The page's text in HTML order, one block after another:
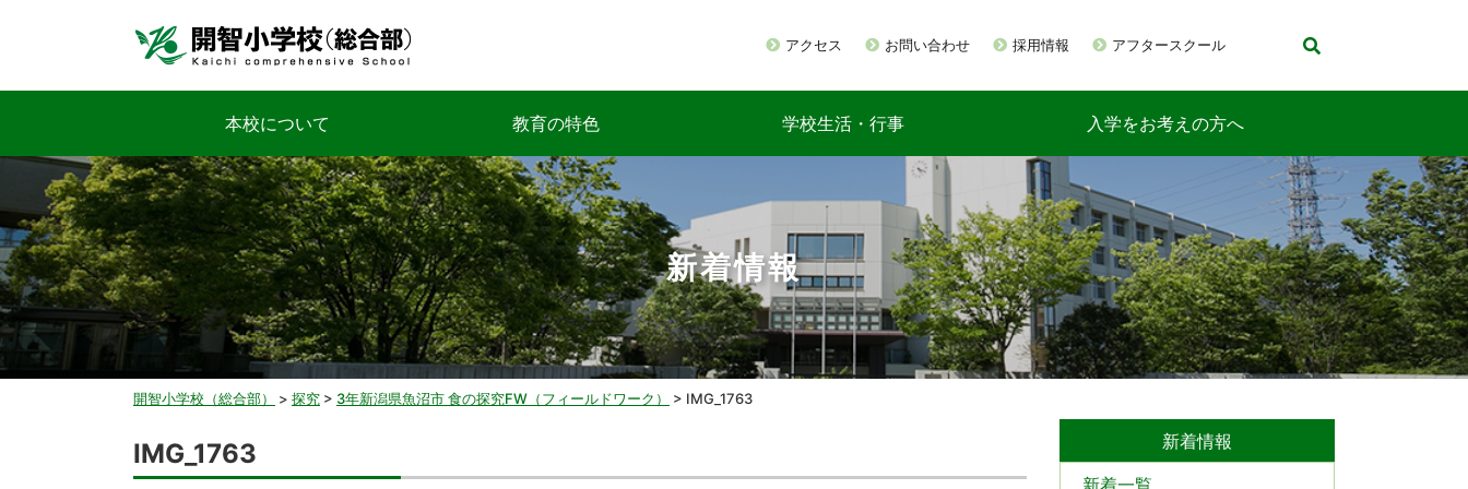
アクセス お問い合わせ 採用情報 アフタースクール
本校について 教育の特色 学校生活・行事 入学をお考えの方へ
新着情報
開智小学校（総合部） > 探究 > 3年新潟県魚沼市 食の探究FW（フィールドワーク） > IMG_1763
新着情報
新着一覧
IMG_1763